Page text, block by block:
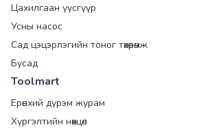
Цахилгаан үүсгүүр
Усны насос
Сад цэцэрлэгийн тоног төхөөрөмж
Бусад
Toolmart
Ерөнхий дүрэм журам
Хүргэлтийн нөхцөл